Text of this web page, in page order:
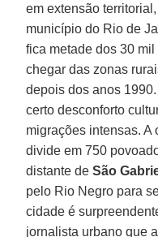
em extensão
município do Rio de
fica metade dos 30
chegar das zonas
depois dos anos
certo desconforto
migrações intensas. A
divide em 750
distante deSão
pelo Rio Negro para
cidade é
jornalista urbano que